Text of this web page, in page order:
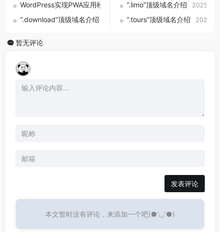
WordPress实现PWA应用模式教程：让网站变成桌面快捷应用（
“.limo”顶级域名介绍 2025-
“.download”顶级域名介绍 2025-09-01“.tours”顶级域名介绍 2025-
暂无评论
发表评论
本文暂时没有评论，来添加一个吧(●'◡'●)